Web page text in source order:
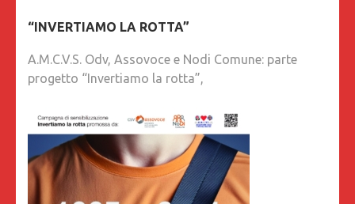
“INVERTIAMO LA ROTTA”
A.M.C.V.S. Odv, Assovoce e Nodi Comune: parte
progetto “Invertiamo la rotta”,